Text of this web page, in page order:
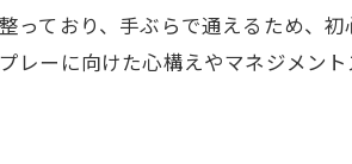
っており、手ぶらで通えるため、初
レーに向けた心構えやマネジメン